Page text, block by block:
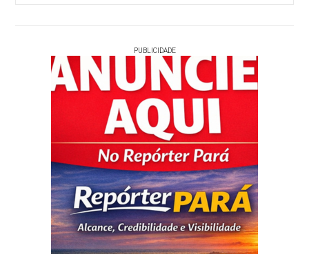
PUBLICIDADE